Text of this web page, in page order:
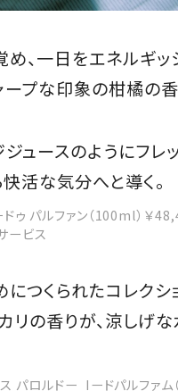
め、一日をエネルギ
ープな印象の柑橘の香
ュースのようにフレ
活な気分へと導く。
ゥ パルファン（100ml）￥
ービス
つくられたコレクシ
リの香りが、涼しげ
パロルドー Iードパルファム